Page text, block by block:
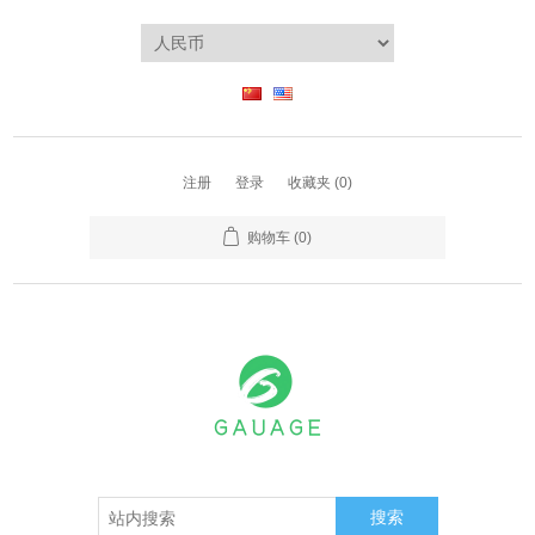
注册 登录 收藏夹 (0)
购物车 (0)
搜索